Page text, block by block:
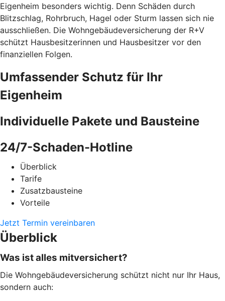
Eigenheim besonders wichtig. Denn Schäden durch
Blitzschlag, Rohrbruch, Hagel oder Sturm lassen sich nie
ausschließen. Die Wohngebäudeversicherung der R+V
schützt Hausbesitzerinnen und Hausbesitzer vor den
finanziellen Folgen.
Umfassender Schutz für Ihr
Eigenheim
Individuelle Pakete und Bausteine
24/7-Schaden-Hotline
Überblick
Tarife
Zusatzbausteine
Vorteile
Jetzt Termin vereinbaren
Überblick
Was ist alles mitversichert?
Die Wohngebäudeversicherung schützt nicht nur Ihr Haus,
sondern auch: